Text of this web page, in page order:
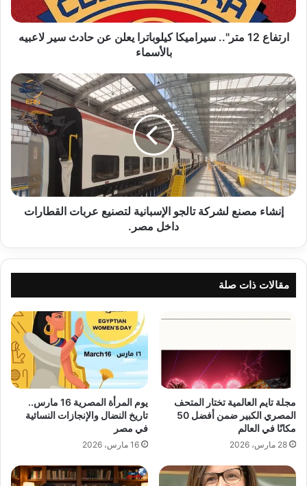
حادث
سير
لاعبيه
ارتفاع 12 متر".. سيراميكا كيلوباترا يعلن عن حادث سير لاعبيه
بالأسماء
إنشاء
مصنع
لشركة
تالجو
الإسبانية
لتصنيع
عربات
القطارات
داخل
مصر.إنشاء مصنع لشركة تالجو الإسبانية لتصنيع عربات القطارات
داخل مصر.
مقالات ذات صلة
مجلة تايم العالمية تختار المتحف
المصري الكبير ضمن أفضل 50
مكانًا في العالم
28 مارس، 2026
يوم المرأة المصرية 16 مارس..
تاريخ النضال والإنجازات النسائية
في مصر
16 مارس، 2026